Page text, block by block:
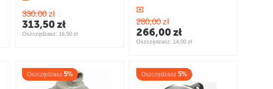
330,00 zł
313,50zł
Oszczędzasz: 16,50 zł
280,00 zł
266,00zł
Oszczędzasz: 14,00 zł
Oszczędzasz 5% Oszczędzasz 5%